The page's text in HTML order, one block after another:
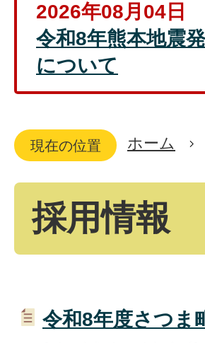
2026年08月04日
令和8年熊本地震
について
現在の位置 ホーム
採用情報
令和8年度さつま